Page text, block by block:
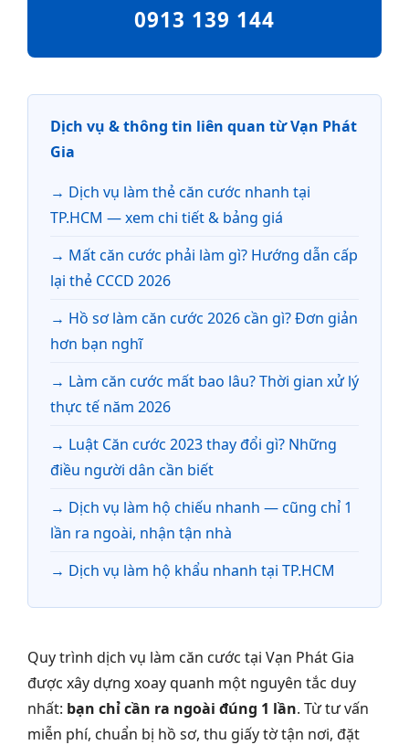
0913 139 144
Dịch vụ & thông tin liên quan từ Vạn Phát
Gia
Dịch vụ làm thẻ căn cước nhanh tại
TP.HCM — xem chi tiết & bảng giá
Mất căn cước phải làm gì? Hướng dẫn cấp
lại thẻ CCCD 2026
Hồ sơ làm căn cước 2026 cần gì? Đơn giản
hơn bạn nghĩ
Làm căn cước mất bao lâu? Thời gian xử lý
thực tế năm 2026
Luật Căn cước 2023 thay đổi gì? Những
điều người dân cần biết
Dịch vụ làm hộ chiếu nhanh — cũng chỉ 1
lần ra ngoài, nhận tận nhà
Dịch vụ làm hộ khẩu nhanh tại TP.HCM
Quy trình dịch vụ làm căn cước tại Vạn Phát Gia
được xây dựng xoay quanh một nguyên tắc duy
nhất: bạn chỉ cần ra ngoài đúng 1 lần. Từ tư vấn
miễn phí, chuẩn bị hồ sơ, thu giấy tờ tận nơi, đặt